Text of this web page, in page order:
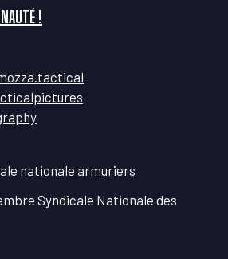
!
Syndicale Nationale des